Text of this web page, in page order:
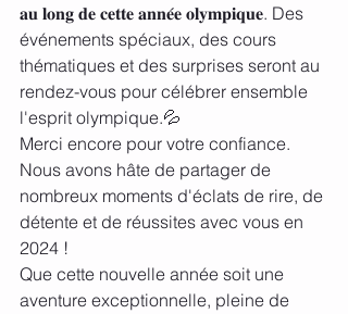
𝐚𝐮 𝐥𝐨𝐧𝐠 𝐝𝐞 𝐜𝐞𝐭𝐭𝐞 𝐚𝐧𝐧𝐞́𝐞 𝐨𝐥𝐲𝐦𝐩𝐢𝐪𝐮𝐞. Des
événements spéciaux, des cours
thématiques et des surprises seront au
rendez-vous pour célébrer ensemble
l'esprit olympique.💦
Merci encore pour votre confiance.
Nous avons hâte de partager de
nombreux moments d'éclats de rire, de
détente et de réussites avec vous en
2024 !
Que cette nouvelle année soit une
aventure exceptionnelle, pleine de